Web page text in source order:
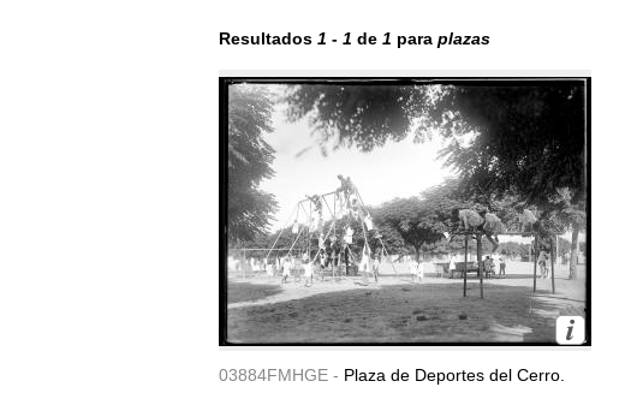
Resultados 1 - 1 de 1 para plazas
03884FMHGE - Plaza de Deportes del Cerro.